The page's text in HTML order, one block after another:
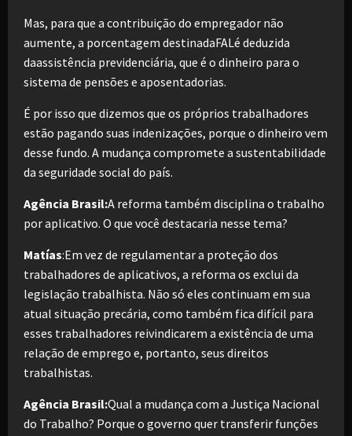
Mas, para que a contribuição do empregador não
aumente, a porcentagem destinadaFALé deduzida
daassistência previdenciária, que é o dinheiro para o
sistema de pensões e aposentadorias.
É por isso que dizemos que os próprios trabalhadores
estão pagando suas indenizações, porque o dinheiro vem
desse fundo. A mudança compromete a sustentabilidade
da seguridade social do país.
Agência Brasil:A reforma também disciplina o trabalho
por aplicativo. O que você destacaria nesse tema?
Matías:Em vez de regulamentar a proteção dos
trabalhadores de aplicativos, a reforma os exclui da
legislação trabalhista. Não só eles continuam em sua
atual situação precária, como também fica difícil para
esses trabalhadores reivindicarem a existência de uma
relação de emprego e, portanto, seus direitos
trabalhistas.
Agência Brasil:Qual a mudança com a Justiça Nacional
do Trabalho? Porque o governo quer transferir funções